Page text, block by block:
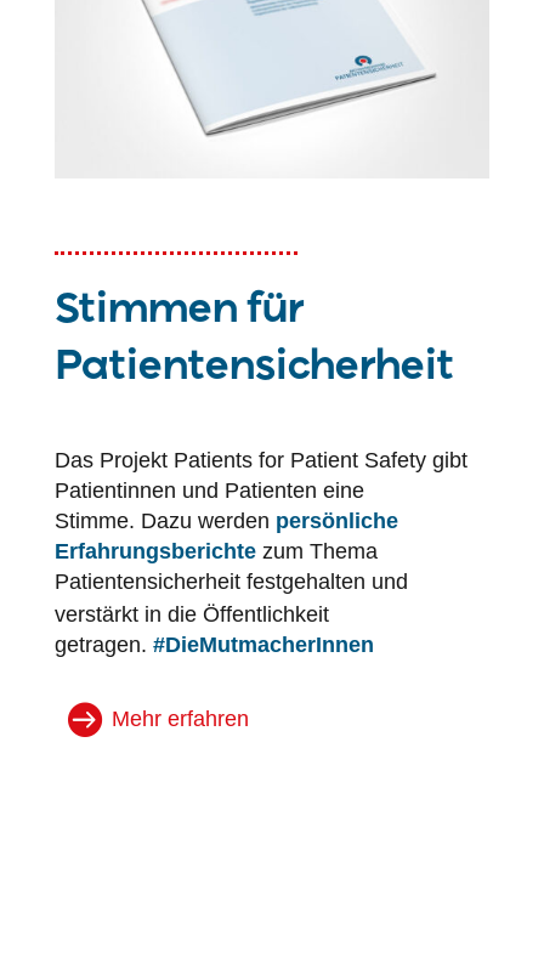
Stimmen für
Patientensicherheit
Das Projekt Patients for Patient Safety gibt
Patientinnen und Patienten eine
Stimme. Dazu werden persönliche
Erfahrungsberichtezum Thema
Patientensicherheitfestgehalten und
verstärkt in die Öffentlichkeit
getragen. #DieMutmacherInnen
Mehr erfahren